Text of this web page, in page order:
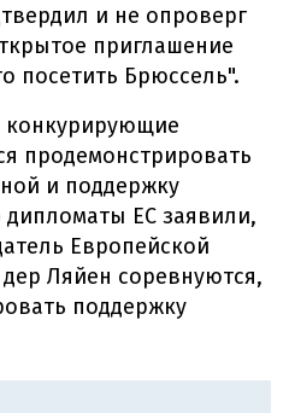
и не опроверг
приглашение
посетить Брюссель".
конкурирующие
продемонстрировать
и поддержку
дипломаты ЕС заявили,
Европейской
Ляйен соревнуются,
поддержку